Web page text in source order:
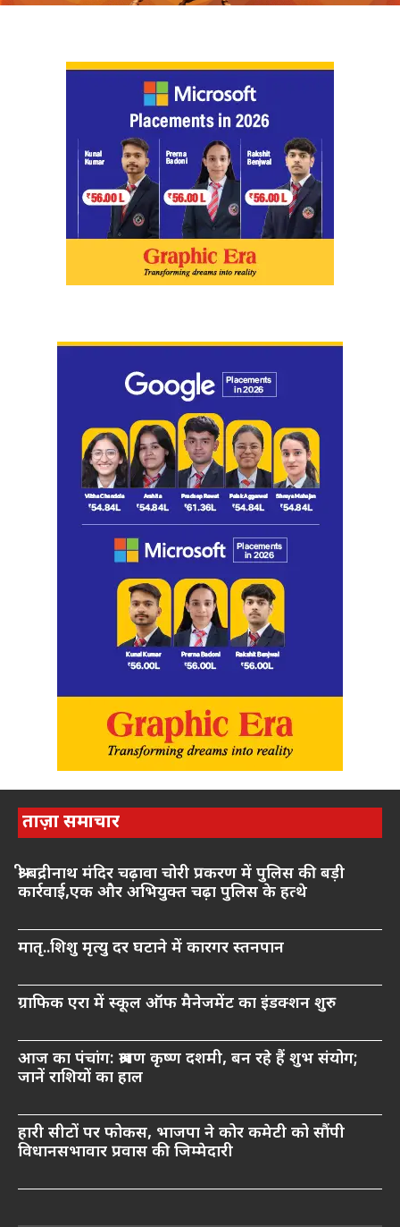
ताज़ा समाचार
श्री बद्रीनाथ मंदिर चढ़ावा चोरी प्रकरण में पुलिस की बड़ी
कार्रवाई,एक और अभियुक्त चढ़ा पुलिस के हत्थे
मातृ..शिशु मृत्यु दर घटाने में कारगर स्तनपान
ग्राफिक एरा में स्कूल ऑफ मैनेजमेंट का इंडक्शन शुरु
आज का पंचांग: श्रावण कृष्ण दशमी, बन रहे हैं शुभ संयोग;
जानें राशियों का हाल
हारी सीटों पर फोकस, भाजपा ने कोर कमेटी को सौंपी
विधानसभावार प्रवास की जिम्मेदारी